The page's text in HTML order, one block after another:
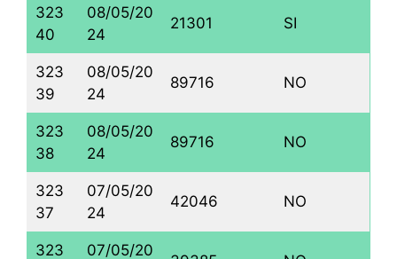
323
40
08/05/20
24
21301 SI
323
39
08/05/20
24
89716 NO
323
38
08/05/20
24
89716 NO
323
37
07/05/20
24
42046 NO
323
07/05/20